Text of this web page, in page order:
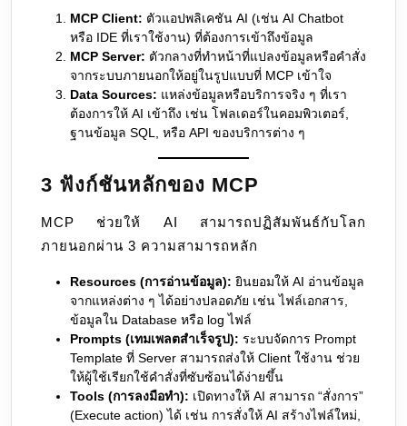
MCP Client: ตัวแอปพลิเคชัน AI (เช่น AI Chatbot
หรือ IDE ที่เราใช้งาน) ที่ต้องการเข้าถึงข้อมูล
MCP Server: ตัวกลางที่ทำหน้าที่แปลงข้อมูลหรือคำสั่ง
จากระบบภายนอกให้อยู่ในรูปแบบที่ MCP เข้าใจ
Data Sources: แหล่งข้อมูลหรือบริการจริง ๆ ที่เรา
ต้องการให้ AI เข้าถึง เช่น โฟลเดอร์ในคอมพิวเตอร์,
ฐานข้อมูล SQL, หรือ API ของบริการต่าง ๆ
3 ฟังก์ชันหลักของ MCP
MCP ช่วยให้ AI สามารถปฏิสัมพันธ์กับโลก
ภายนอกผ่าน 3 ความสามารถหลัก
Resources (การอ่านข้อมูล): ยินยอมให้ AI อ่านข้อมูล
จากแหล่งต่าง ๆ ได้อย่างปลอดภัย เช่น ไฟล์เอกสาร,
ข้อมูลใน Database หรือ log ไฟล์
Prompts (เทมเพลตสำเร็จรูป): ระบบจัดการ Prompt
Template ที่ Server สามารถส่งให้ Client ใช้งาน ช่วย
ให้ผู้ใช้เรียกใช้คำสั่งที่ซับซ้อนได้ง่ายขึ้น
Tools (การลงมือทำ): เปิดทางให้ AI สามารถ “สั่งการ”
(Execute action) ได้ เช่น การสั่งให้ AI สร้างไฟล์ใหม่,